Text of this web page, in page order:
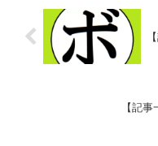
【記